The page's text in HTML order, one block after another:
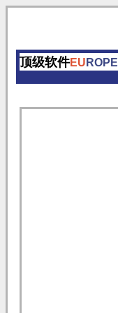
顶级软件EU ROPE